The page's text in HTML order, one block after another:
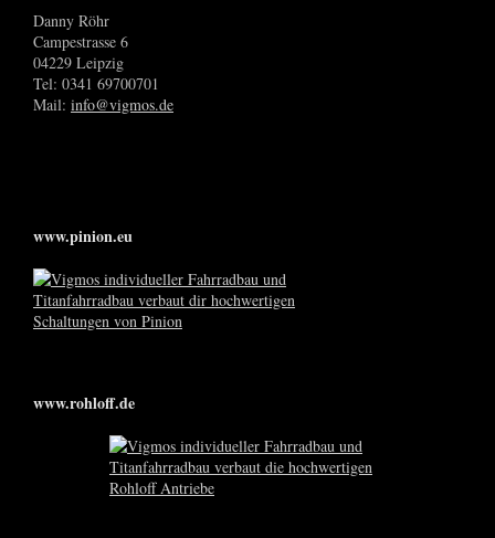
Danny Röhr
Campestrasse 6
04229 Leipzig
Tel: 0341 69700701
Mail: info@vigmos.de
www.pinion.eu
www.rohloff.de